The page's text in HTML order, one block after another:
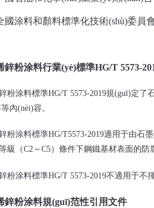
國涂料和顏料標準化技術(shù)委員
鋅粉涂料行業(yè)標準HG/T 5573-
粉涂料標準HG/T 5573-2019規(guī)定了石
內(nèi)容。
粉涂料標準HG/T5573-2019適用于由石墨
級（C2～C5）條件下鋼鐵基材表面的防腐
粉涂料標準HG/T 5573-2019不適用于不
烯鋅粉涂料規(guī)范性引用文件